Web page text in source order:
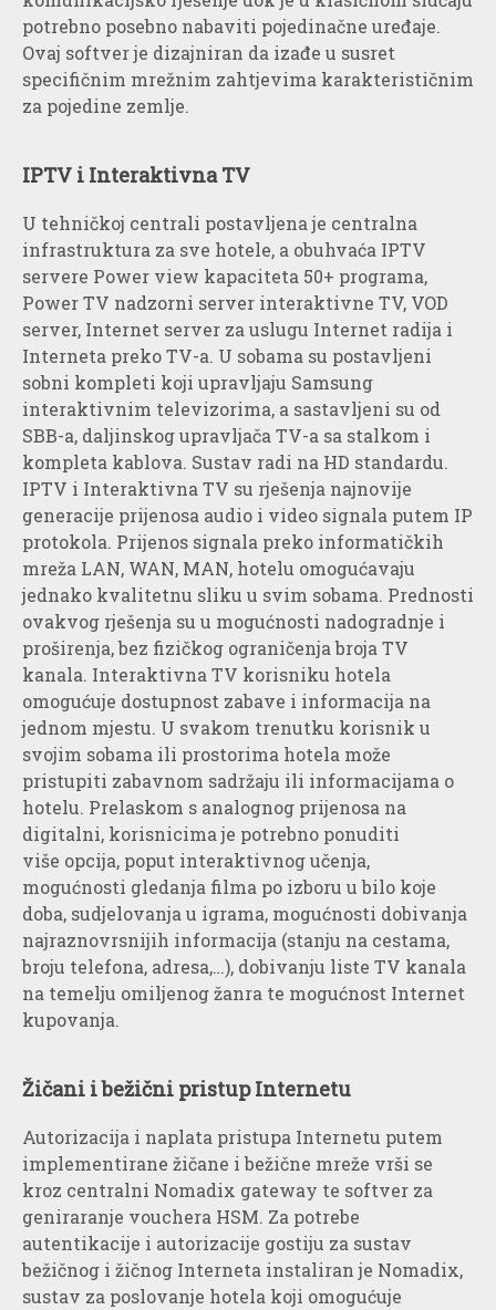
potrebno posebno nabaviti pojedinačne uređaje.
Ovaj softver je dizajniran da izađe u susret
specifičnim mrežnim zahtjevima karakterističnim
za pojedine zemlje.
IPTV i Interaktivna TV
U tehničkoj centrali postavljena je centralna
infrastruktura za sve hotele, a obuhvaća IPTV
servere Power view kapaciteta 50+ programa,
Power TV nadzorni server interaktivne TV, VOD
server, Internet server za uslugu Internet radija i
Interneta preko TV-a. U sobama su postavljeni
sobni kompleti koji upravljaju Samsung
interaktivnim televizorima, a sastavljeni su od
SBB-a, daljinskog upravljača TV-a sa stalkom i
kompleta kablova. Sustav radi na HD standardu.
IPTV i Interaktivna TV su rješenja najnovije
generacije prijenosa audio i video signala putem IP
protokola. Prijenos signala preko informatičkih
mreža LAN, WAN, MAN, hotelu omogućavaju
jednako kvalitetnu sliku u svim sobama. Prednosti
ovakvog rješenja su u mogućnosti nadogradnje i
proširenja, bez fizičkog ograničenja broja TV
kanala. Interaktivna TV korisniku hotela
omogućuje dostupnost zabave i informacija na
jednom mjestu. U svakom trenutku korisnik u
svojim sobama ili prostorima hotela može
pristupiti zabavnom sadržaju ili informacijama o
hotelu. Prelaskom s analognog prijenosa na
digitalni, korisnicima je potrebno ponuditi
više opcija, poput interaktivnog učenja,
mogućnosti gledanja filma po izboru u bilo koje
doba, sudjelovanja u igrama, mogućnosti dobivanja
najraznovrsnijih informacija (stanju na cestama,
broju telefona, adresa,…), dobivanju liste TV kanala
na temelju omiljenog žanra te mogućnost Internet
kupovanja.
Žičani i bežični pristup Internetu
Autorizacija i naplata pristupa Internetu putem
implementirane žičane i bežične mreže vrši se
kroz centralni Nomadix gateway te softver za
geniraranje vouchera HSM. Za potrebe
autentikacije i autorizacije gostiju za sustav
bežičnog i žičnog Interneta instaliran je Nomadix,
sustav za poslovanje hotela koji omogućuje